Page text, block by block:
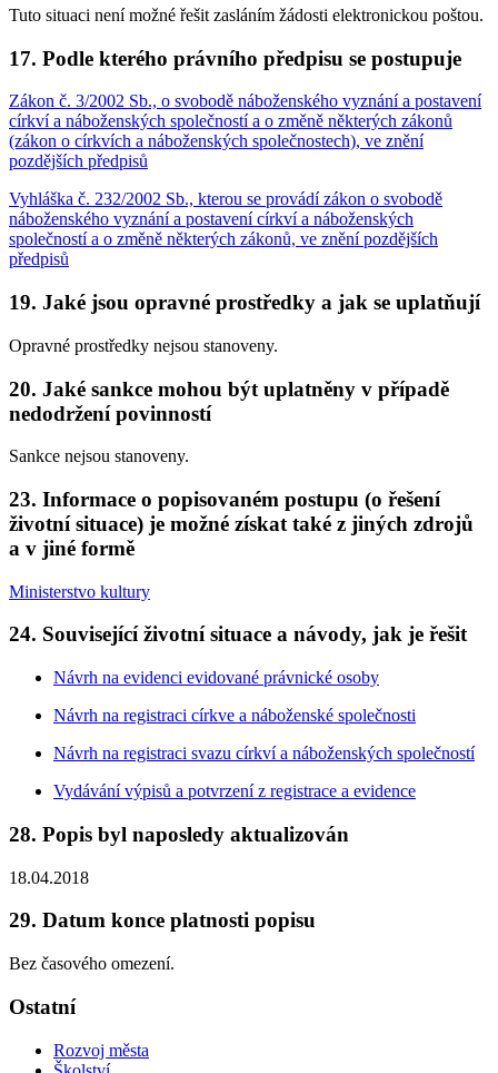
Tuto situaci není možné řešit zasláním žádosti elektronickou poštou.
17. Podle kterého právního předpisu se postupuje
Zákon č. 3/2002 Sb., o svobodě náboženského vyznání a postavení
církví a náboženských společností a o změně některých zákonů
(zákon o církvích a náboženských společnostech), ve znění
pozdějších předpisů
Vyhláška č. 232/2002 Sb., kterou se provádí zákon o svobodě
náboženského vyznání a postavení církví a náboženských
společností a o změně některých zákonů, ve znění pozdějších
předpisů
19. Jaké jsou opravné prostředky a jak se uplatňují
Opravné prostředky nejsou stanoveny.
20. Jaké sankce mohou být uplatněny v případě
nedodržení povinností
Sankce nejsou stanoveny.
23. Informace o popisovaném postupu (o řešení
životní situace) je možné získat také z jiných zdrojů
a v jiné formě
Ministerstvo kultury
24. Související životní situace a návody, jak je řešit
Návrh na evidenci evidované právnické osoby
Návrh na registraci církve a náboženské společnosti
Návrh na registraci svazu církví a náboženských společností
Vydávání výpisů a potvrzení z registrace a evidence
28. Popis byl naposledy aktualizován
18.04.2018
29. Datum konce platnosti popisu
Bez časového omezení.
Ostatní
Rozvoj města